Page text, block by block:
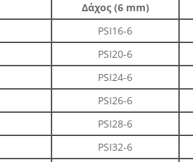
Δάχος (6 mm)
PSI16-6
PSI20-6
PSI24-6
PSI26-6
PSI28-6
PSI32-6